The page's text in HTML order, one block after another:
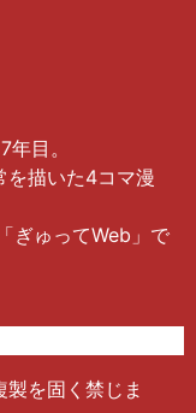
目。
を描いた4コマ漫
ぎゅってWeb」で
を固く禁じま